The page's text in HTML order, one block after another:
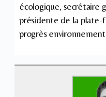
écologique, secrétaire
présidente de la plate-
progrès